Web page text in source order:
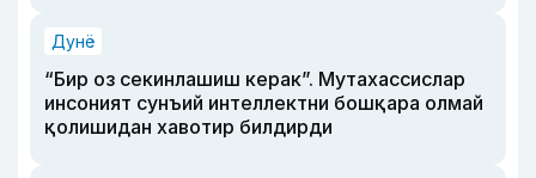
Дунё
“Бир оз секинлашиш керак”. Мутахассислар
инсоният сунъий интеллектни бошқара олмай
қолишидан хавотир билдирди